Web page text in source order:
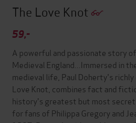
The Love Knot
59,-
A powerful and passionate story
Medieval England...Immersed in
medieval life, Paul Doherty's
Love Knot, combines fact and
history's greatest but most
for fans of Philippa Gregory and